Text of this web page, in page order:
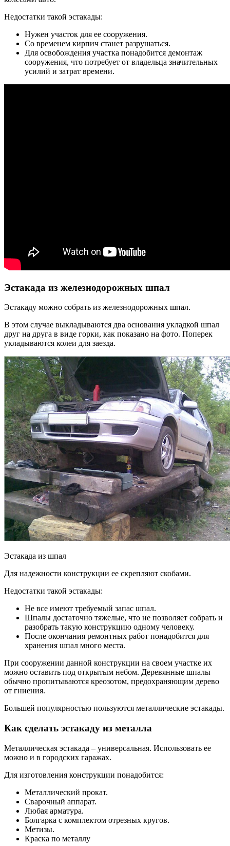
Недостатки такой эстакады:
Нужен участок для ее сооружения.
Со временем кирпич станет разрушаться.
Для освобождения участка понадобится демонтаж
сооружения, что потребует от владельца значительных
усилий и затрат времени.
Эстакада из железнодорожных шпал
Эстакаду можно собрать из железнодорожных шпал.
В этом случае выкладываются два основания укладкой шпал
друг на друга в виде горки, как показано на фото. Поперек
укладываются колеи для заезда.
Эстакада из шпал
Для надежности конструкции ее скрепляют скобами.
Недостатки такой эстакады:
Не все имеют требуемый запас шпал.
Шпалы достаточно тяжелые, что не позволяет собрать и
разобрать такую конструкцию одному человеку.
После окончания ремонтных работ понадобится для
хранения шпал много места.
При сооружении данной конструкции на своем участке их
можно оставить под открытым небом. Деревянные шпалы
обычно пропитываются креозотом, предохраняющим дерево
от гниения.
Большей популярностью пользуются металлические эстакады.
Как сделать эстакаду из металла
Металлическая эстакада – универсальная. Использовать ее
можно и в городских гаражах.
Для изготовления конструкции понадобится:
Металлический прокат.
Сварочный аппарат.
Любая арматура.
Болгарка с комплектом отрезных кругов.
Метизы.
Краска по металлу